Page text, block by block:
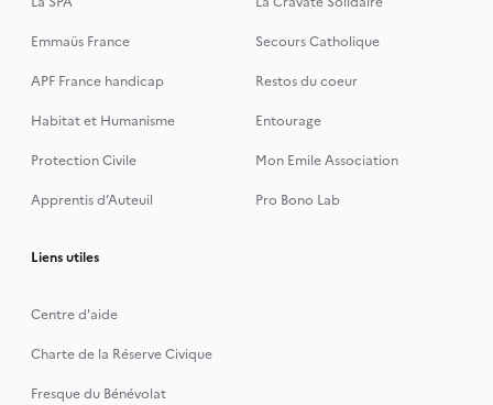
Emmaüs France
Secours Catholique
APF France handicap
Restos du coeur
Habitat et Humanisme
Entourage
Protection Civile
Mon Emile Association
Apprentis d’Auteuil
Pro Bono Lab
Liens utiles
Centre d'aide
Charte de la Réserve Civique
Fresque du Bénévolat